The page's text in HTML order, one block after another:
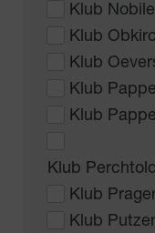
Klub
Klub
Klub
Klub
Klub
Klub
Klub
Klub